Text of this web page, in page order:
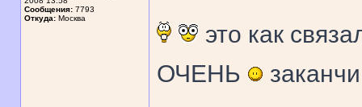
Сообщения: 7793
Откуда: Москва
это как
ОЧЕНЬ